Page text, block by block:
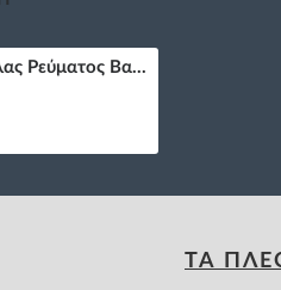
Μοτέρ Σούβλας Ρεύματος Βαρέως Τύπου CROSS
ΤΑ